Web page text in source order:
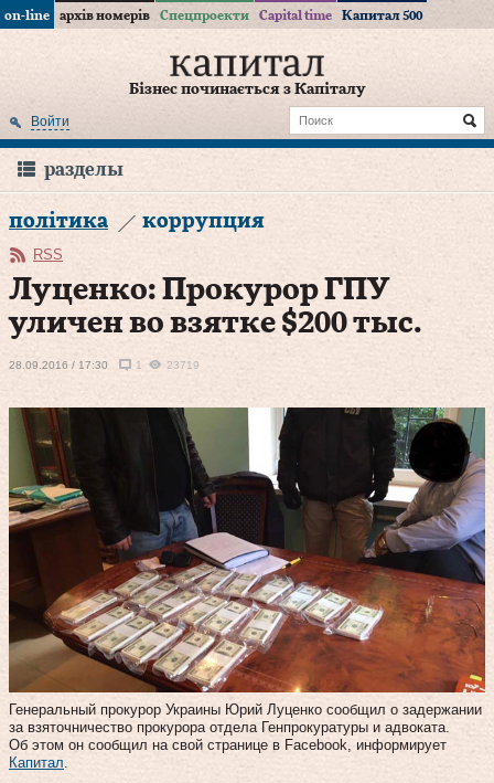
on-line архів номерів Спецпроекти Capital time Капитал 500
Бізнес починається з Капіталу
Войти
разделы
політика коррупция
RSS
Луценко: Прокурор ГПУ
уличен во взятке $200 тыс.
28.09.2016 / 17:30 1 23719
Генеральный прокурор Украины Юрий Луценко сообщил о задержании
за взяточничество прокурора отдела Генпрокуратуры и адвоката.
Об этом он сообщил на свой странице в Facebook, информирует
Капитал